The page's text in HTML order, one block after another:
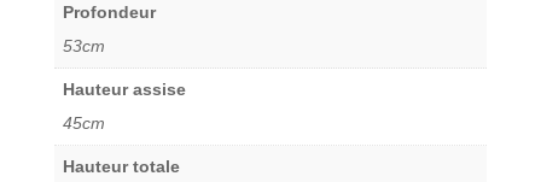
Profondeur
53cm
Hauteur assise
45cm
Hauteur totale